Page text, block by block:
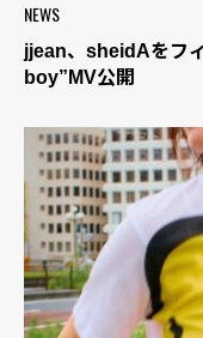
NEWS
jjean、sheidAをフ
boy”MV公開